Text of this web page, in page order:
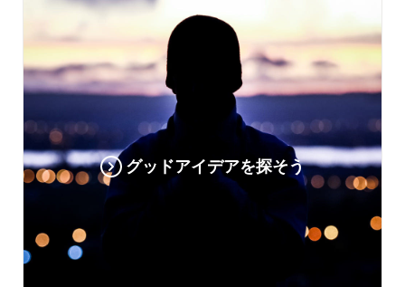
グッドアイデアを探そう